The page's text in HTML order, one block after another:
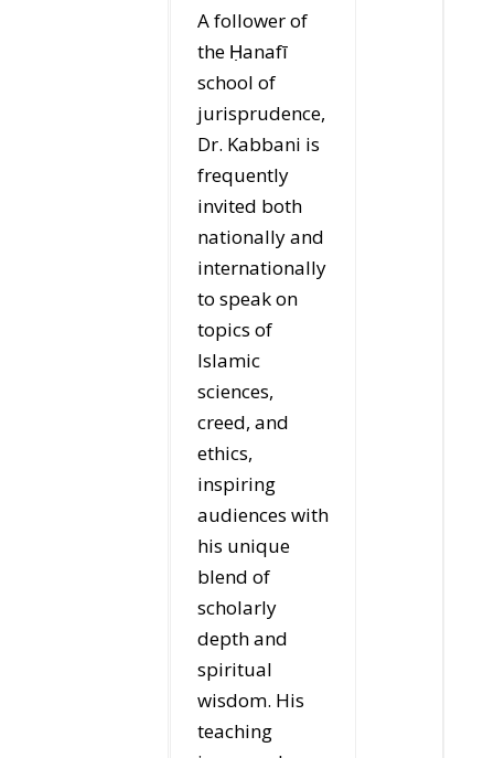
A follower of
the Ḥanafī
school of
jurisprudence,
Dr. Kabbani is
frequently
invited both
nationally and
internationally
to speak on
topics of
Islamic
sciences,
creed, and
ethics,
inspiring
audiences with
his unique
blend of
scholarly
depth and
spiritual
wisdom. His
teaching